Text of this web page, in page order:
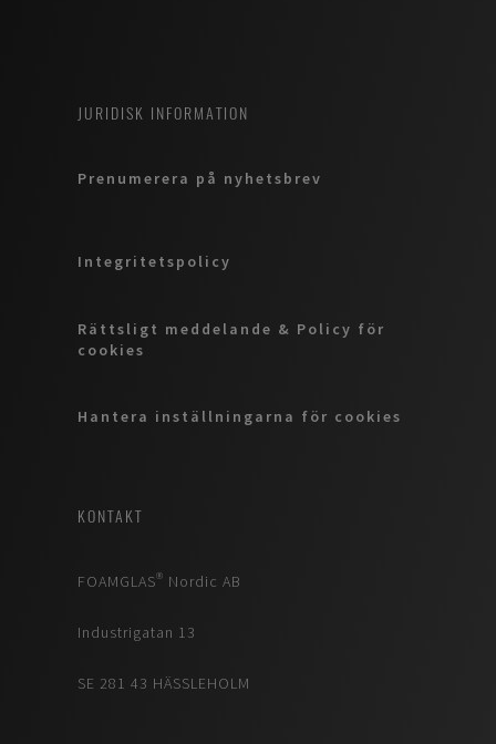
JURIDISK INFORMATION
Prenumerera på nyhetsbrev
Integritetspolicy
Rättsligt meddelande & Policy för
cookies
Hantera inställningarna för cookies
KONTAKT
FOAMGLAS® Nordic AB
Industrigatan 13
SE 281 43 HÄSSLEHOLM